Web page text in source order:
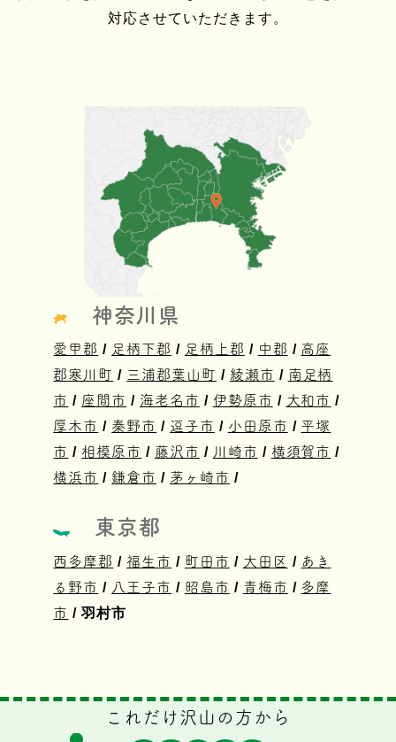
対応させていただきます。
神奈川県
愛甲郡 / 足柄下郡 / 足柄上郡 / 中郡 / 高座
郡寒川町 / 三浦郡葉山町 / 綾瀬市 / 南足柄
市 / 座間市 / 海老名市 / 伊勢原市 / 大和市 /
厚木市 / 秦野市 / 逗子市 / 小田原市 / 平塚
市 / 相模原市 / 藤沢市 / 川崎市 / 横須賀市 /
横浜市 / 鎌倉市 / 茅ヶ崎市 /
東京都
西多摩郡 / 福生市 / 町田市 / 大田区 / あき
る野市 / 八王子市 / 昭島市 / 青梅市 / 多摩
市 / 羽村市
これだけ沢山の方から